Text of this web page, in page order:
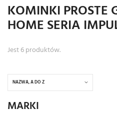
KOMINKI PROSTE
HOME SERIA
Jest 6 produktów.
NAZWA, A DO Z
MARKI